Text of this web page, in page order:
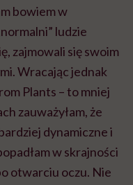
bowiem w
ludzie
zajmowali się swoim
Wracając jednak
Plants – to mniej
zauważyłam, że
dynamiczne i
w skrajności
otwarciu oczu. Nie